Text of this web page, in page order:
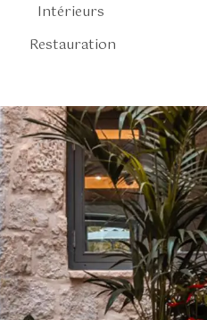
Intérieurs
Restauration